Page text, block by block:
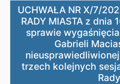
UCHWAŁA NR X/7/2025
UCHWAŁA NR X/7/
RADY MIASTA z dnia
sprawie
Gabrieli
trzech kolejnych